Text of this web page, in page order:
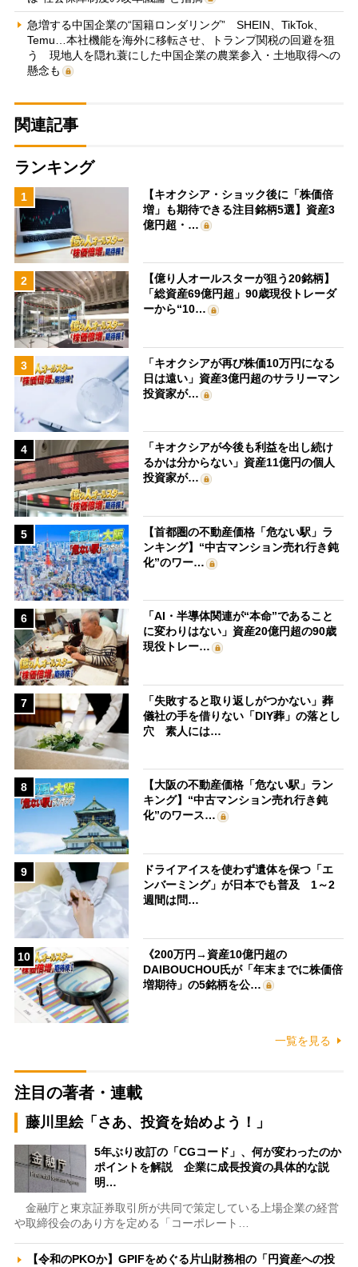
急増する中国企業の“国籍ロンダリング” SHEIN、TikTok、
Temu…本社機能を海外に移転させ、トランプ関税の回避を狙
う 現地人を隠れ蓑にした中国企業の農業参入・土地取得への
懸念も
関連記事
ランキング
1
【キオクシア・ショック後に「株価倍
増」も期待できる注目銘柄5選】資産3
億円超・…
2
【億り人オールスターが狙う20銘柄】
「総資産69億円超」90歳現役トレーダ
ーから“10…
3
「キオクシアが再び株価10万円になる
日は遠い」資産3億円超のサラリーマン
投資家が…
4
「キオクシアが今後も利益を出し続け
るかは分からない」資産11億円の個人
投資家が…
5
【首都圏の不動産価格「危ない駅」ラ
ンキング】“中古マンション売れ行き鈍
化”のワー…
6
「AI・半導体関連が“本命”であること
に変わりはない」資産20億円超の90歳
現役トレー…
7
「失敗すると取り返しがつかない」葬
儀社の手を借りない「DIY葬」の落とし
穴 素人には…
8
【大阪の不動産価格「危ない駅」ラン
キング】“中古マンション売れ行き鈍
化”のワース…
9
ドライアイスを使わず遺体を保つ「エ
ンバーミング」が日本でも普及 1～2
週間は問…
10
《200万円→資産10億円超の
DAIBOUCHOU氏が「年末までに株価倍
増期待」の5銘柄を公…
一覧を見る
注目の著者・連載
藤川里絵「さあ、投資を始めよう！」
5年ぶり改訂の「CGコード」、何が変わったのか
ポイントを解説 企業に成長投資の具体的な説
明…
金融庁と東京証券取引所が共同で策定している上場企業の経営
や取締役会のあり方を定める「コーポレート…
【令和のPKOか】GPIFをめぐる片山財務相の「円資産への投